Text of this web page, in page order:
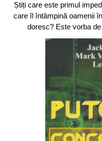
Știți care este primul
care îl întâmpină oamenii
doresc? Este vorba